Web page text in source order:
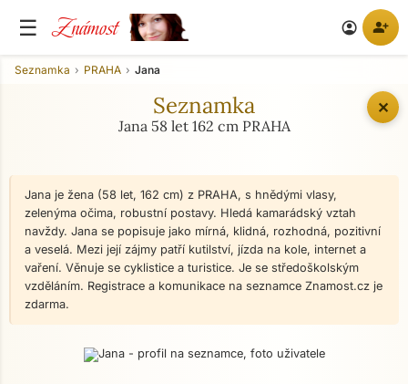
☰ Známost account_circle person_add
✕
Seznamka PRAHA Jana
Seznamka
Jana 58 let 162 cm PRAHA
Jana je žena (58 let, 162 cm) z PRAHA, s hnědými vlasy,
zelenýma očima, robustní postavy. Hledá kamarádský vztah
navždy. Jana se popisuje jako mírná, klidná, rozhodná, pozitivní
a veselá. Mezi její zájmy patří kutilství, jízda na kole, internet a
vaření. Věnuje se cyklistice a turistice. Je se středoškolským
vzděláním. Registrace a komunikace na seznamce Znamost.cz je
zdarma.